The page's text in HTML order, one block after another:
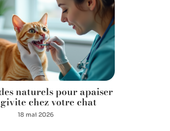
naturels pour apaiser
chez votre chat
18 mai 2026